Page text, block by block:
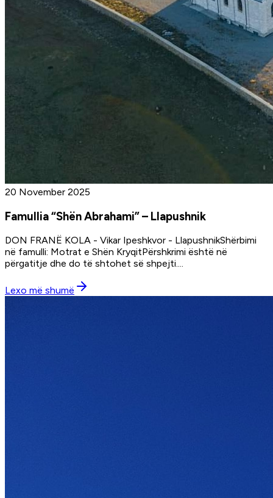
20 November 2025
Famullia “Shën Abrahami” – Llapushnik
DON FRANË KOLA - Vikar Ipeshkvor - LlapushnikShërbimi
në famulli: Motrat e Shën KryqitPërshkrimi është në
përgatitje dhe do të shtohet së shpejti....
Lexo më shumë